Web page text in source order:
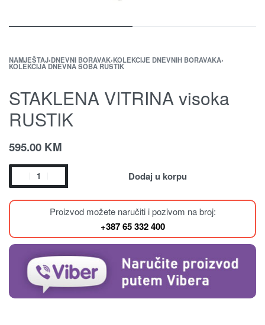
NAMJEŠTAJ›DNEVNI BORAVAK›KOLEKCIJE DNEVNIH BORAVAKA›
KOLEKCIJA DNEVNA SOBA RUSTIK
STAKLENA VITRINA visoka
RUSTIK
595.00 KM
Dodaj u korpu
Proizvod možete naručiti i pozivom na broj:
+387 65 332 400